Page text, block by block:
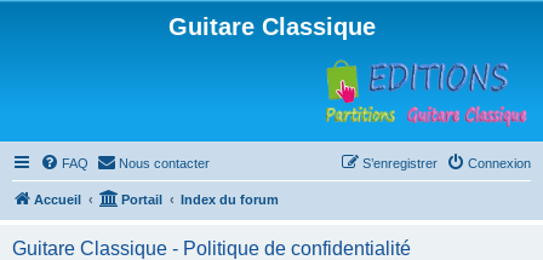
Guitare Classique
FAQ Nous contacter Connexion
S’enregistrer
Accueil Portail Index du forum
Guitare Classique - Politique de confidentialité